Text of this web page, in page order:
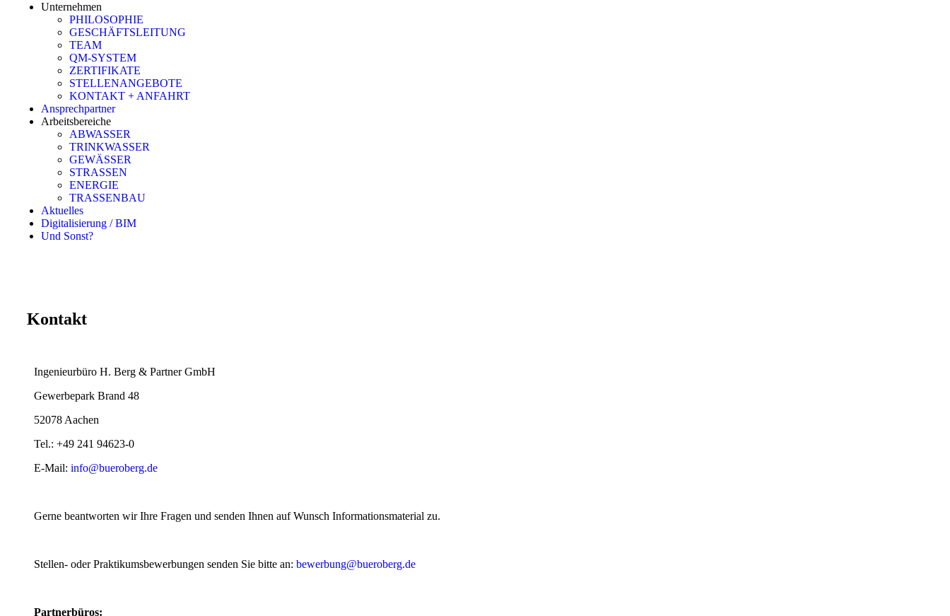
Unternehmen
PHILOSOPHIE
GESCHÄFTSLEITUNG
TEAM
QM-SYSTEM
ZERTIFIKATE
STELLENANGEBOTE
KONTAKT + ANFAHRT
Ansprechpartner
Arbeitsbereiche
ABWASSER
TRINKWASSER
GEWÄSSER
STRASSEN
ENERGIE
TRASSENBAU
Aktuelles
Digitalisierung / BIM
Und Sonst?
Kontakt
Ingenieurbüro H. Berg & Partner GmbH
Gewerbepark Brand 48
52078 Aachen
Tel.: +49 241 94623-0
E-Mail: info@bueroberg.de
Gerne beantworten wir Ihre Fragen und senden Ihnen auf Wunsch Informationsmaterial zu.
Stellen- oder Praktikumsbewerbungen senden Sie bitte an: bewerbung@bueroberg.de
Partnerbüros: